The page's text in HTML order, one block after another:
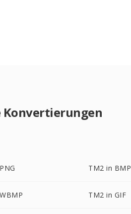
Konvertierungen
TM2 in BMP
TM2 in GIF